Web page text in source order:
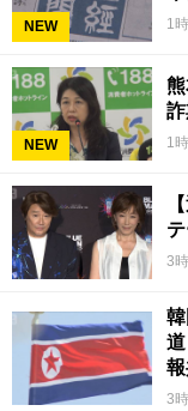
NEW 1
NEW 1
3
3